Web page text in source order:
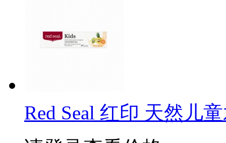
Red Seal 红印 天然儿